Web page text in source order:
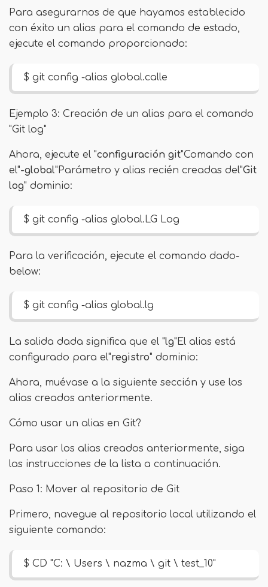
Para asegurarnos de que hayamos establecido
con éxito un alias para el comando de estado,
ejecute el comando proporcionado:
$ git config -alias global.calle
Ejemplo 3: Creación de un alias para el comando
"Git log"
Ahora, ejecute el "configuración git"Comando con
el"-global"Parámetro y alias recién creadas del"Git
log" dominio:
$ git config -alias global.LG Log
Para la verificación, ejecute el comando dado-
below:
$ git config -alias global.lg
La salida dada significa que el "lg"El alias está
configurado para el"registro" dominio:
Ahora, muévase a la siguiente sección y use los
alias creados anteriormente.
Cómo usar un alias en Git?
Para usar los alias creados anteriormente, siga
las instrucciones de la lista a continuación.
Paso 1: Mover al repositorio de Git
Primero, navegue al repositorio local utilizando el
siguiente comando:
$ CD "C: \ Users \ nazma \ git \ test_10"